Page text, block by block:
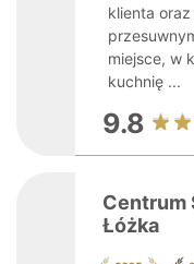
klienta
miejsce, w
kuchnię ...
9.8
Centrum
Łóżka